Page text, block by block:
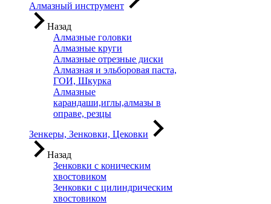
Алмазный инструмент
Назад
Алмазные головки
Алмазные круги
Алмазные отрезные диски
Алмазная и эльборовая паста,
ГОИ, Шкурка
Алмазные
карандаши,иглы,алмазы в
оправе, резцы
Зенкеры, Зенковки, Цековки
Назад
Зенковки с коническим
хвостовиком
Зенковки с цилиндрическим
хвостовиком